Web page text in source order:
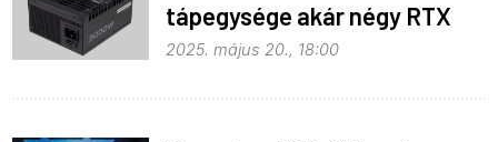
tápegysége akár négy RTX
5090-et is meghajt
2025. május 20., 18:00